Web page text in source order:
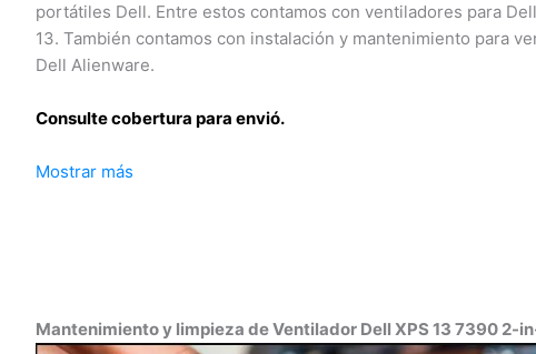
portátiles Dell. Entre estos contamos con ventiladores para Dell
13. También contamos con instalación y mantenimiento para
Dell Alienware.
Consulte cobertura para envió.
Leticia, Medellín, Arauca, Barranquilla, Cartagena, Tunja,
Mostrar más
Mantenimiento y limpieza de Ventilador Dell XPS 13 7390 2-in-